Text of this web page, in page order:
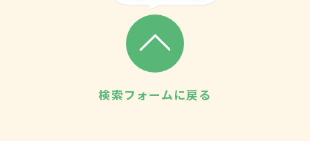
検索フォームに戻る